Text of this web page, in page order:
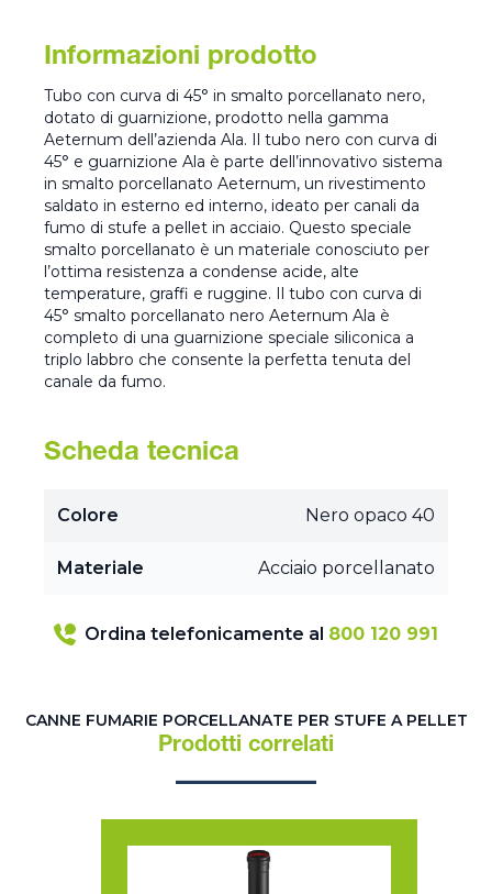
Informazioni prodotto
Tubo con curva di 45° in smalto porcellanato nero,
dotato di guarnizione, prodotto nella gamma
Aeternum dell’azienda Ala. Il tubo nero con curva di
45° e guarnizione Ala è parte dell’innovativo sistema
in smalto porcellanato Aeternum, un rivestimento
saldato in esterno ed interno, ideato per canali da
fumo di stufe a pellet in acciaio. Questo speciale
smalto porcellanato è un materiale conosciuto per
l’ottima resistenza a condense acide, alte
temperature, graffi e ruggine. Il tubo con curva di
45° smalto porcellanato nero Aeternum Ala è
completo di una guarnizione speciale siliconica a
triplo labbro che consente la perfetta tenuta del
canale da fumo.
Scheda tecnica
Colore Nero opaco 40
Materiale Acciaio porcellanato
Ordina telefonicamente al 800 120 991
CANNE FUMARIE PORCELLANATE PER STUFE A PELLET
Prodotti correlati